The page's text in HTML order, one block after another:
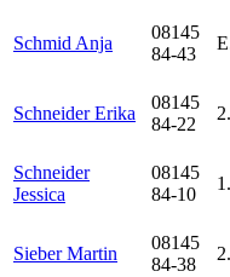
Schmid Anja
08145
84-43
Schneider Erika
08145
84-22
Schneider
Jessica
08145
84-10
Sieber Martin
08145
84-38